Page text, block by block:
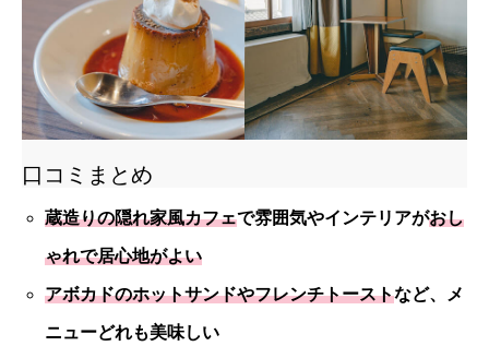
口コミまとめ
蔵造りの隠れ家風カフェで雰囲気やインテリアがおし
ゃれで居心地がよい
アボカドのホットサンドやフレンチトーストなど、メ
ニューどれも美味しい